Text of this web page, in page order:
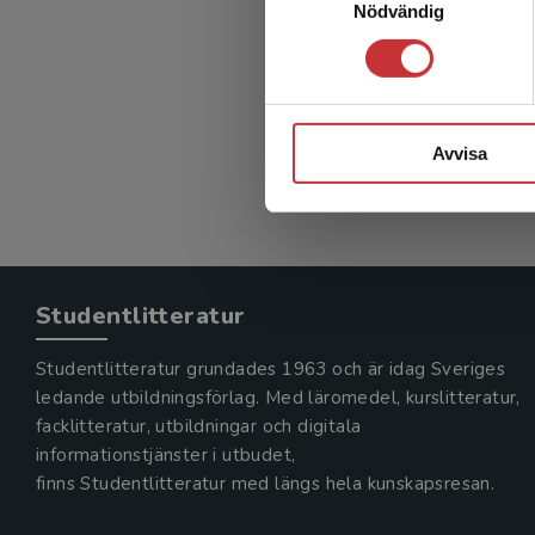
Nödvändig
Avvisa
Studentlitteratur
Studentlitteratur grundades 1963 och är idag Sveriges
ledande utbildningsförlag. Med läromedel, kurslitteratur,
facklitteratur, utbildningar och digitala
informationstjänster i utbudet,
finns Studentlitteratur med längs hela kunskapsresan.